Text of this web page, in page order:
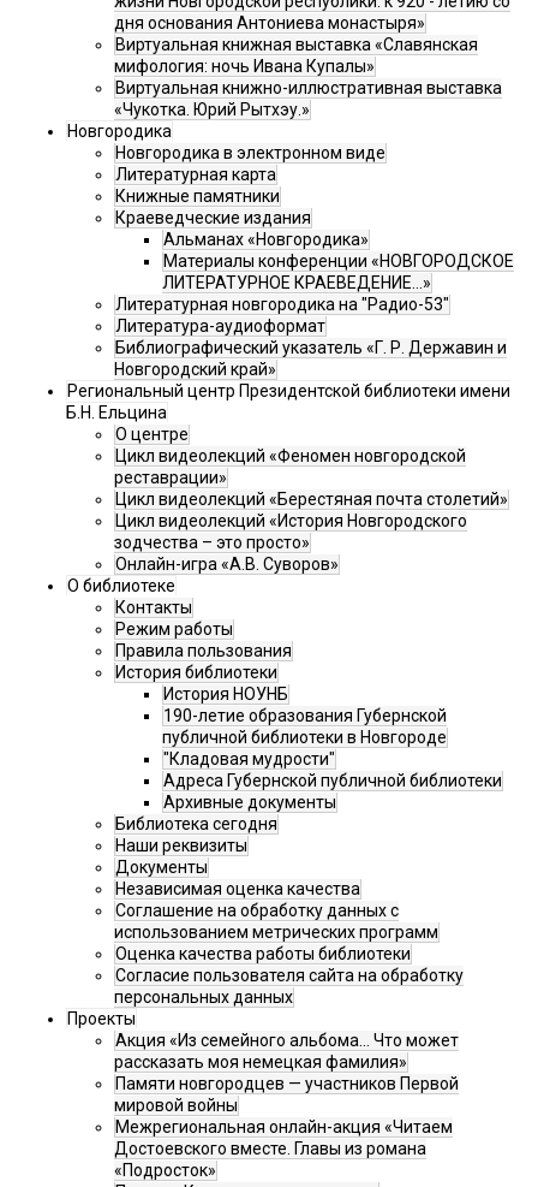
дня основания Антониева монастыря»
Виртуальная книжная выставка «Славянская
мифология: ночь Ивана Купалы»
Виртуальная книжно-иллюстративная выставка
«Чукотка. Юрий Рытхэу.»
Новгородика
Новгородика в электронном виде
Литературная карта
Книжные памятники
Краеведческие издания
Альманах «Новгородика»
Материалы конференции «НОВГОРОДСКОЕ
ЛИТЕРАТУРНОЕ КРАЕВЕДЕНИЕ...»
Литературная новгородика на "Радио-53"
Литература-аудиоформат
Библиографический указатель «Г. Р. Державин и
Новгородский край»
Региональный центр Президентской библиотеки имени
Б.Н. Ельцина
О центре
Цикл видеолекций «Феномен новгородской
реставрации»
Цикл видеолекций «Берестяная почта столетий»
Цикл видеолекций «История Новгородского
зодчества – это просто»
Онлайн-игра «А.В. Суворов»
О библиотеке
Контакты
Режим работы
Правила пользования
История библиотеки
История НОУНБ
190-летие образования Губернской
публичной библиотеки в Новгороде
"Кладовая мудрости"
Адреса Губернской публичной библиотеки
Архивные документы
Библиотека сегодня
Наши реквизиты
Документы
Независимая оценка качества
Соглашение на обработку данных с
использованием метрических программ
Оценка качества работы библиотеки
Согласие пользователя сайта на обработку
персональных данных
Проекты
Акция «Из семейного альбома... Что может
рассказать моя немецкая фамилия»
Памяти новгородцев — участников Первой
мировой войны
Межрегиональная онлайн-акция «Читаем
Достоевского вместе. Главы из романа
«Подросток»